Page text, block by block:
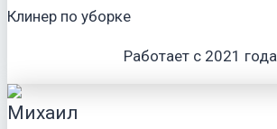
Клинер по уборке
Работает с 2021 года
Михаил